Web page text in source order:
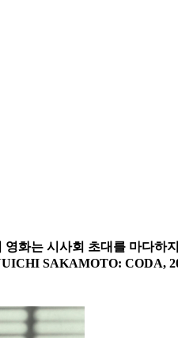
화는 시사회 초대를 마다하
SAKAMOTO: CODA,